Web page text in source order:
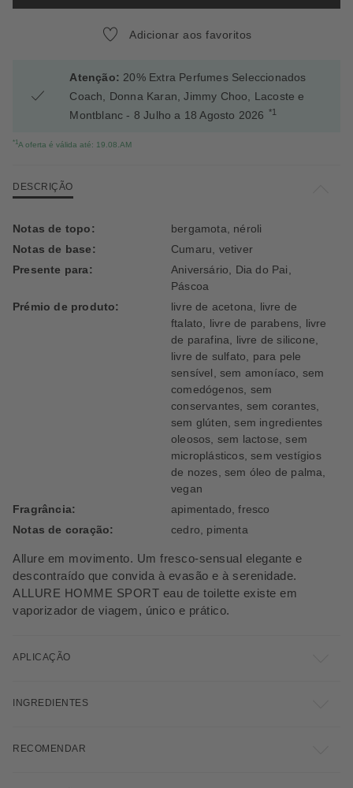
Adicionar aos favoritos
Atenção: 20% Extra Perfumes Seleccionados
Coach, Donna Karan, Jimmy Choo, Lacoste e
Montblanc - 8 Julho a 18 Agosto 2026 *1
*1A oferta é válida até: 19.08.AM
DESCRIÇÃO
Allure em movimento. Um fresco-sensual elegante e
descontraído que convida à evasão e à serenidade.
ALLURE HOMME SPORT eau de toilette existe em
vaporizador de viagem, único e prático.
Notas de topo:
bergamota, néroli
Notas de base:
Cumaru, vetiver
Presente para:
Aniversário, Dia do Pai,
Páscoa
Prémio de produto:
livre de acetona, livre de
ftalato, livre de parabens, livre
de parafina, livre de silicone,
livre de sulfato, para pele
sensível, sem amoníaco, sem
comedógenos, sem
conservantes, sem corantes,
sem glúten, sem ingredientes
oleosos, sem lactose, sem
microplásticos, sem vestígios
de nozes, sem óleo de palma,
vegan
Fragrância:
apimentado, fresco
Notas de coração:
cedro, pimenta
APLICAÇÃO
INGREDIENTES
RECOMENDAR